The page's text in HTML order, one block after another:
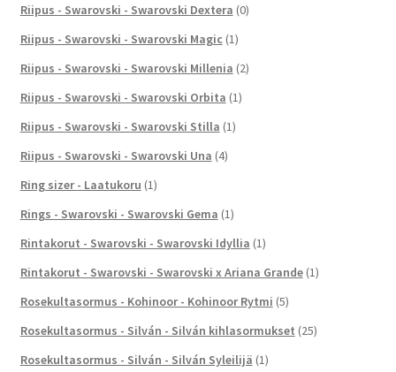
Riipus - Swarovski - Swarovski Dextera (0)
Riipus - Swarovski - Swarovski Magic (1)
Riipus - Swarovski - Swarovski Millenia (2)
Riipus - Swarovski - Swarovski Orbita (1)
Riipus - Swarovski - Swarovski Stilla (1)
Riipus - Swarovski - Swarovski Una (4)
Ring sizer - Laatukoru (1)
Rings - Swarovski - Swarovski Gema (1)
Rintakorut - Swarovski - Swarovski Idyllia (1)
Rintakorut - Swarovski - Swarovski x Ariana Grande (1)
Rosekultasormus - Kohinoor - Kohinoor Rytmi (5)
Rosekultasormus - Silván - Silván kihlasormukset (25)
Rosekultasormus - Silván - Silván Syleilijä (1)